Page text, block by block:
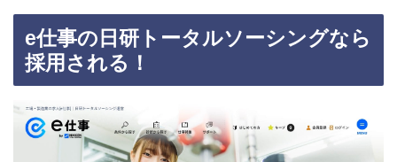
e仕事の日研トータルソーシングなら
採用される！